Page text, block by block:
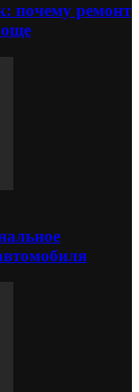
почему ремонт